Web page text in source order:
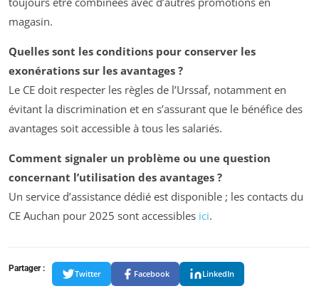
magasin.
Quelles sont les conditions pour conserver les
exonérations sur les avantages ?
Le CE doit respecter les règles de l’Urssaf, notamment en
évitant la discrimination et en s’assurant que le bénéfice des
avantages soit accessible à tous les salariés.
Comment signaler un problème ou une question
concernant l’utilisation des avantages ?
Un service d’assistance dédié est disponible ; les contacts du
CE Auchan pour 2025 sont accessibles ici.
Partager :
Twitter Facebook LinkedIn